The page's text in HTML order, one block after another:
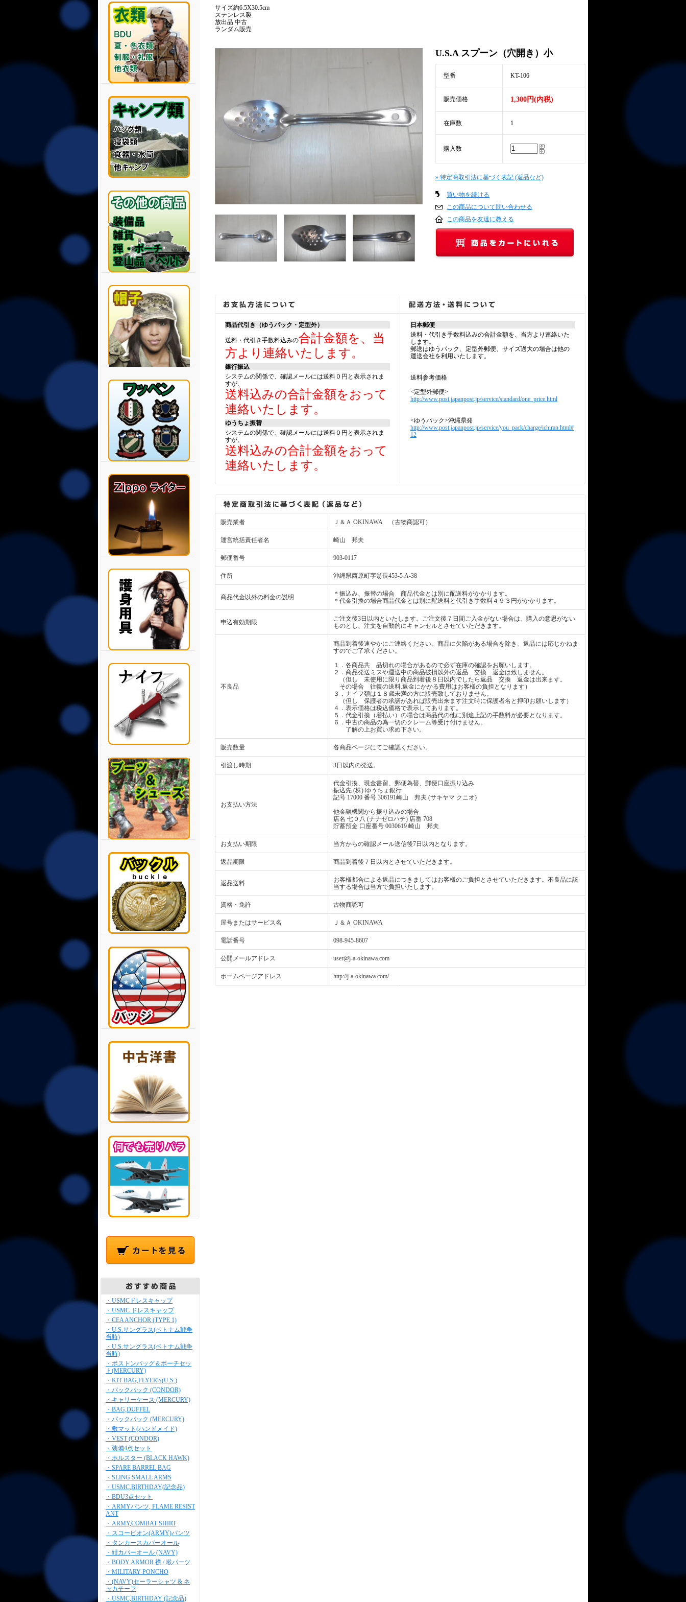
・USMCドレスキャップ
・USMC ドレスキャップ
・CEA ANCHOR (TYPE 1)
・U.S.サングラス(ベトナム戦争
当時)
・U.S.サングラス(ベトナム戦争
当時)
・ボストンバッグ＆ポーチセッ
ト(MERCURY)
・KIT BAG,FLYER'S(U.S.)
・バックパック (CONDOR)
・キャリーケース (MERCURY)
・BAG,DUFFEL
・バックパック (MERCURY)
・敷マット(ハンドメイド)
・VEST (CONDOR)
・装備4点セット
・ホルスター (BLACK HAWK)
・SPARE BARREL BAG
・SLING SMALL ARMS
・USMC,BIRTHDAY(記念品)
・BDU3点セット
・ARMYパンツ, FLAME RESIST
ANT
・ARMY,COMBAT SHIRT
・スコーピオン(ARMY)パンツ
・タンカースカバーオール
・紺カバーオール (NAVY)
・BODY ARMOR 襟 / 喉パーツ
・MILITARY PONCHO
・(NAVY)セーラーシャツ & ネ
ッカチーフ
・USMC,BIRTHDAY (記念品)
サイズ約6.5X30.5cm
ステンレス製
放出品 中古
ランダム販売
U.S.A スプーン（穴開き）小
型番 KT-106
販売価格 1,300円(内税)
在庫数 1
購入数
» 特定商取引法に基づく表記 (返品など)
買い物を続ける
この商品について問い合わせる
この商品を友達に教える
商品代引き（ゆうパック・定型外）
送料・代引き手数料込みの合計金額を、当
方より連絡いたします。
銀行振込
システムの関係で、確認メールには送料０円と表示されま
すが、
送料込みの合計金額をおって
連絡いたします。
ゆうちょ振替
システムの関係で、確認メールには送料０円と表示されま
すが、
送料込みの合計金額をおって
連絡いたします。
日本郵便
送料・代引き手数料込みの合計金額を、当方より連絡いた
します。
郵送はゆうパック、定型外郵便、サイズ過大の場合は他の
運送会社を利用いたします。
送料参考価格
<定型外郵便>
http://www.post.japanpost.jp/service/standard/one_price.html
<ゆうパック>沖縄県発
http://www.post.japanpost.jp/service/you_pack/charge/ichiran.html#
12
販売業者 Ｊ＆Ａ OKINAWA （古物商認可）
運営統括責任者名 崎山 邦夫
郵便番号 903-0117
住所 沖縄県西原町字翁長453-5 A-38
商品代金以外の料金の説明
＊振込み、振替の場合 商品代金とは別に配送料がかかります。
＊代金引換の場合商品代金とは別に配送料と代引き手数料４９３円がかかります。
申込有効期限
ご注文後3日以内といたします。ご注文後７日間ご入金がない場合は、購入の意思がない
ものとし、注文を自動的にキャンセルとさせていただきます。
不良品
商品到着後速やかにご連絡ください。商品に欠陥がある場合を除き、返品には応じかねま
すのでご了承ください。
１．各商品共 品切れの場合があるので必ず在庫の確認をお願いします。
２．商品発送ミスや運送中の商品破損以外の返品 交換 返金は致しません。
（但し 未使用に限り商品到着後８日以内でしたら返品 交換 返金は出来ます。
その場合 往復の送料.返金にかかる費用はお客様の負担となります）
３．ナイフ類は１８歳未満の方に販売致しておりません。
（但し 保護者の承諾があれば販売出来ます注文時に保護者名と押印お願いします）
４．表示価格は税込価格で表示してあります。
５．代金引換（着払い）の場合は商品代の他に別途上記の手数料が必要となります。
６．中古の商品の為一切のクレーム等受け付けません。
了解の上お買い求め下さい。
販売数量 各商品ページにてご確認ください。
引渡し時期 3日以内の発送。
お支払い方法
代金引換、現金書留、郵便為替、郵便口座振り込み
振込先 (株) ゆうちょ銀行
記号 17000 番号 306191崎山 邦夫 (サキヤマ クニオ)
他金融機関から振り込みの場合
店名 七０八 (ナナゼロハチ) 店番 708
貯蓄預金 口座番号 0030619 崎山 邦夫
お支払い期限 当方からの確認メール送信後7日以内となります。
返品期限 商品到着後７日以内とさせていただきます。
返品送料
お客様都合による返品につきましてはお客様のご負担とさせていただきます。不良品に該
当する場合は当方で負担いたします。
資格・免許 古物商認可
屋号またはサービス名 Ｊ＆Ａ OKINAWA
電話番号 098-945-8607
公開メールアドレス user@j-a-okinawa.com
ホームページアドレス http://j-a-okinawa.com/